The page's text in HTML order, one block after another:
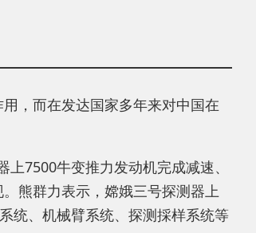
，而在发达国家多年来对中国在
7500牛变推力发动机完成减速、
熊群力表示，嫦娥三号探测器上
统、机械臂系统、探测採样系统等